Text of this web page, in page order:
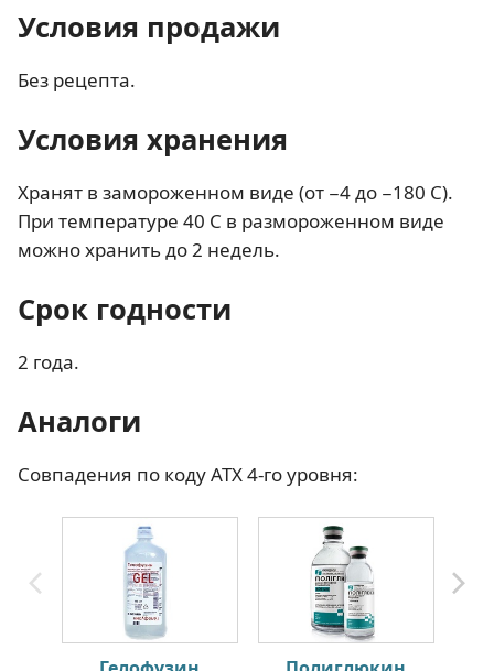
Условия продажи
Без рецепта.
Условия хранения
Хранят в замороженном виде (от −4 до −180 C).
При температуре 40 С в размороженном виде
можно хранить до 2 недель.
Срок годности
2 года.
Аналоги
Совпадения по коду АТХ 4-го уровня: